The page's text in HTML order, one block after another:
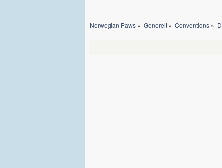
Norwegian Paws » Generelt» Conventions»